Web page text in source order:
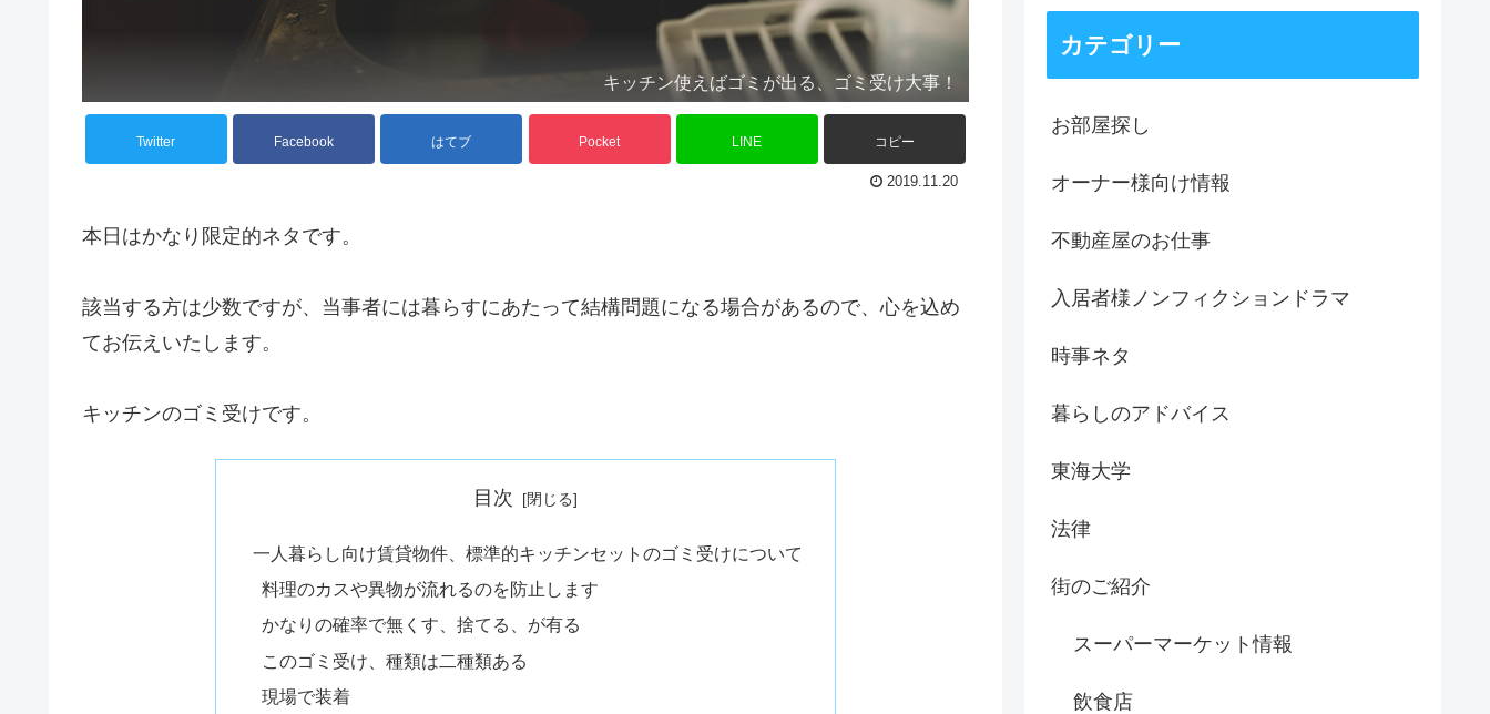
キッチン使えばゴミが出る、ゴミ受け大事！
Twitter Facebook はてブ Pocket LINE コピー
2019.11.20
本日はかなり限定的ネタです。
該当する方は少数ですが、当事者には暮らすにあたって結構問題になる場合があるので、心を込め
てお伝えいたします。
キッチンのゴミ受けです。
目次
一人暮らし向け賃貸物件、標準的キッチンセットのゴミ受けについて
料理のカスや異物が流れるのを防止します
かなりの確率で無くす、捨てる、が有る
このゴミ受け、種類は二種類ある
現場で装着
カテゴリー
お部屋探し
オーナー様向け情報
不動産屋のお仕事
入居者様ノンフィクションドラマ
時事ネタ
暮らしのアドバイス
東海大学
法律
街のご紹介
スーパーマーケット情報
飲食店